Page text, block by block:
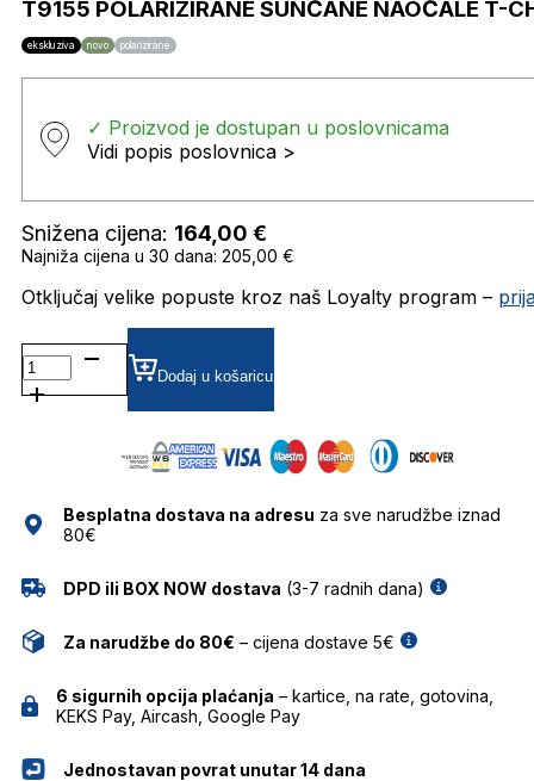
T9155 POLARIZIRANE SUNČANE NAOČALE T-
ekskluziva novo polarizirane
✓ Proizvod je dostupan u poslovnicama
Vidi popis poslovnica >
Snižena cijena: 164,00 €
Najniža cijena u 30 dana: 205,00 €
Otključaj velike popuste kroz naš Loyalty program –
T9155
POLARIZIRANE SUNČANE
NAOČALE
Dodaj u košaricu
Besplatna dostava na adresu za sve narudžbe iznad
80€
DPD ili BOX NOW dostava (3-7 radnih dana)
Za narudžbe do 80€ – cijena dostave 5€
6 sigurnih opcija plaćanja – kartice, na rate, gotovina,
KEKS Pay, Aircash, Google Pay
Jednostavan povrat unutar 14 dana